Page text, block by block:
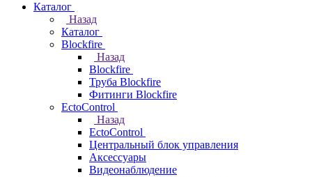
Каталог
Назад
Каталог
Blockfire
Назад
Blockfire
Труба Blockfire
Фитинги Blockfire
EctoControl
Назад
EctoControl
Центральный блок управления
Аксессуары
Видеонаблюдение